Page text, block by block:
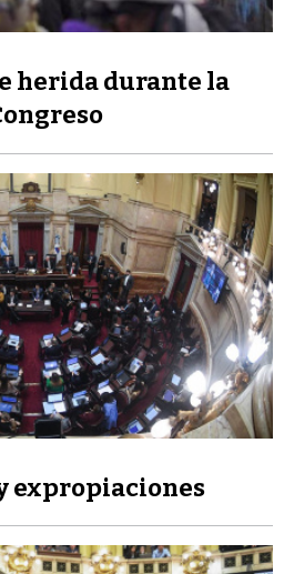
herida durante la
expropiaciones